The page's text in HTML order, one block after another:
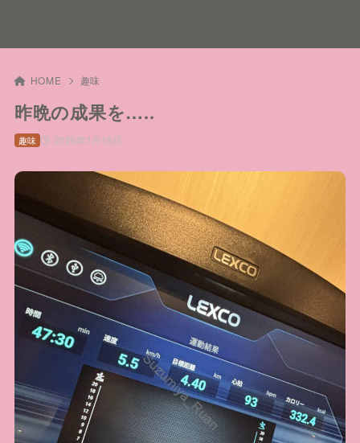
HOME 趣味
昨晩の成果を…..
2026年1月18日
趣味